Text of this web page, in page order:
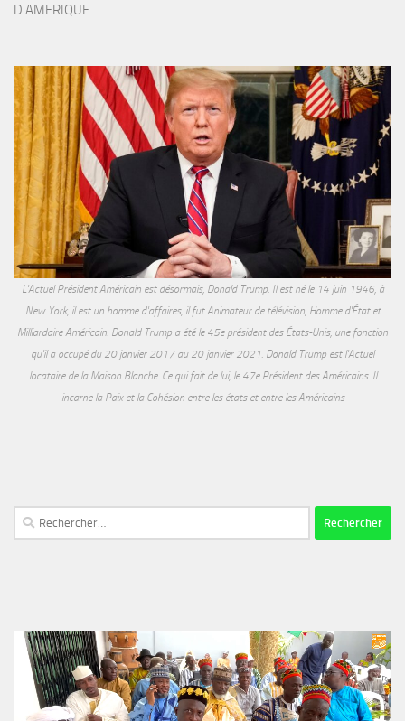
D'AMERIQUE
L'Actuel Président Américain est désormais, Donald Trump. Il est né le 14 juin 1946, à
New York, il est un homme d'affaires, il fut Animateur de télévision, Homme d'État et
Milliardaire Américain. Donald Trump a été le 45e président des États-Unis, une fonction
qu'il a occupé du 20 janvier 2017 au 20 janvier 2021. Donald Trump est l'Actuel
locataire de la Maison Blanche. Ce qui fait de lui, le 47e Président des Américains. Il
incarne la Paix et la Cohésion entre les états et entre les Américains
Rechercher :